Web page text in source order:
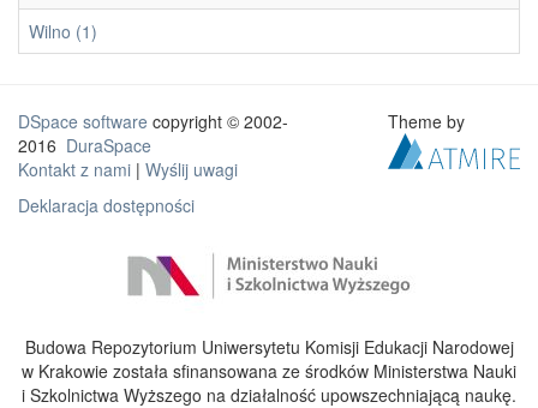
Wilno (1)
DSpace software copyright © 2002-
2016 DuraSpace
Kontakt z nami | Wyślij uwagi
Deklaracja dostępności
Theme by
Budowa Repozytorium Uniwersytetu Komisji Edukacji Narodowej
w Krakowie została sfinansowana ze środków Ministerstwa Nauki
i Szkolnictwa Wyższego na działalność upowszechniającą naukę.